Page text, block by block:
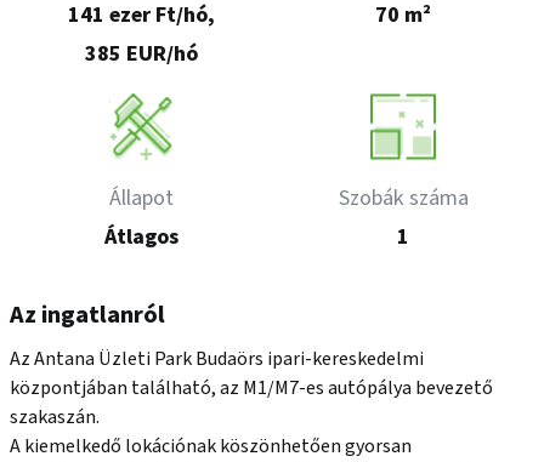
141 ezer Ft/hó,
385 EUR/hó
70 m²
Állapot
Átlagos
Szobák száma
1
Az ingatlanról
Az Antana Üzleti Park Budaörs ipari-kereskedelmi
központjában található, az M1/M7-es autópálya bevezető
szakaszán.
A kiemelkedő lokációnak köszönhetően gyorsan